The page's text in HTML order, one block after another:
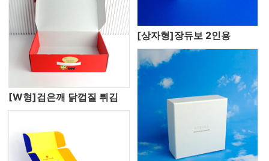
[W형]검은깨 닭껍질 튀김
[상자형]장듀보 2인용